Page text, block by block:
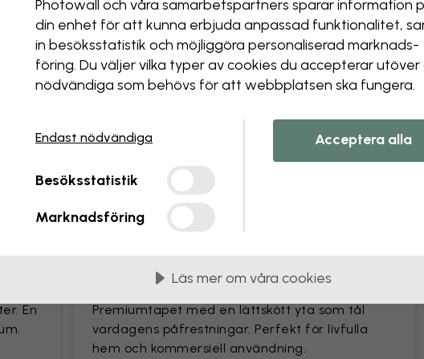
Ändra storlek eller färger
Lägga till eller ta bort ett
Anpassa en detalj
Skapa din egen tapet
Levereras i 45 cm breda våder
En
MEST POPULÄR
Premium Matte
Premiumtapet med en lättskött yta som tål
vardagens påfrestningar. Perfekt för livfulla
hem och kommersiell användning.
Photowall och våra samarbets­partners sparar information
din enhet för att kunna erbjuda anpassad funktionalitet,
in besöks­statistik och möjliggöra personaliserad marknads­
föring. Du väljer vilka typer av cookies du accepterar utöver
nödvändiga som behövs för att webbplatsen ska fungera.
Endast nödvändiga
Besöksstatistik
Marknadsföring
Acceptera alla
Läs mer om våra cookies